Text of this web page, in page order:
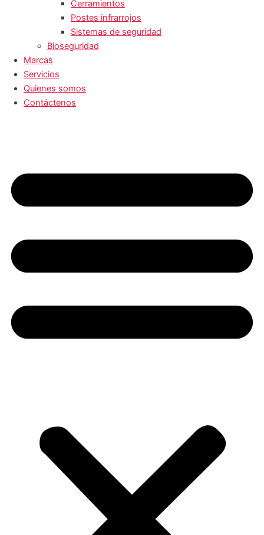
Cerramientos
Postes infrarrojos
Sistemas de seguridad
Bioseguridad
Marcas
Servicios
Quienes somos
Contáctenos